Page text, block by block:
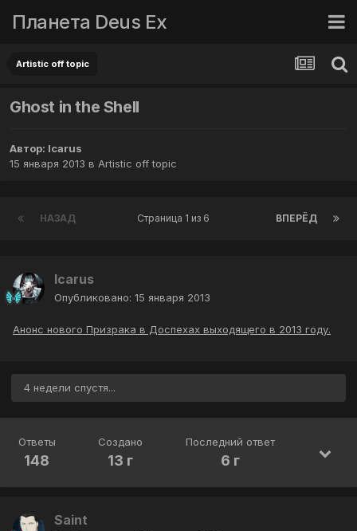
Планета Deus Ex
Artistic off topic
Ghost in the Shell
Автор: Icarus
15 января 2013 в Artistic off topic
НАЗАД ВПЕРЁД
Страница 1 из 6
Icarus
Опубликовано: 15 января 2013
Анонс нового Призрака в Доспехах выходящего в 2013 году.
4 недели спустя...
Ответы
148
Создано
13 г
Последний ответ
6 г
Saint